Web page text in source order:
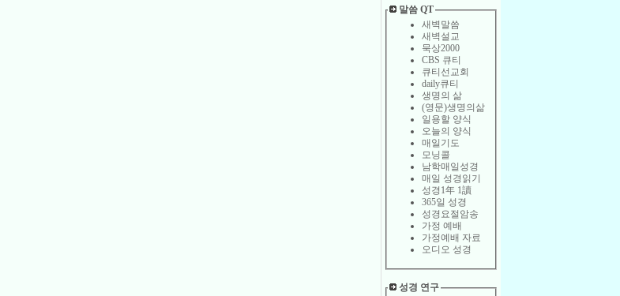
말씀 QT
새벽말씀
새벽설교
묵상2000
CBS 큐티
큐티선교회
daily큐티
생명의 삶
(영문)생명의삶
일용할 양식
오늘의 양식
매일기도
모닝콜
남학매일성경
매일 성경읽기
성경1年 1讀
365일 성경
성경요절암송
가정 예배
가정예배 자료
오디오 성경
성경 연구